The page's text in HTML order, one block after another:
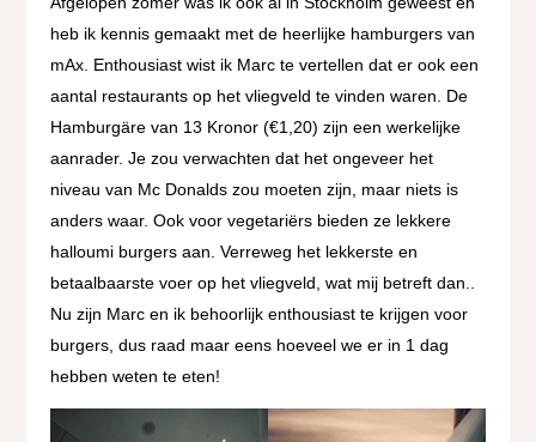
heb ik kennis gemaakt met de heerlijke hamburgers van
mAx. Enthousiast wist ik Marc te vertellen dat er ook een
aantal restaurants op het vliegveld te vinden waren. De
Hamburgäre van 13 Kronor (€1,20) zijn een werkelijke
aanrader. Je zou verwachten dat het ongeveer het
niveau van Mc Donalds zou moeten zijn, maar niets is
anders waar. Ook voor vegetariërs bieden ze lekkere
halloumi burgers aan. Verreweg het lekkerste en
betaalbaarste voer op het vliegveld, wat mij betreft dan..
Nu zijn Marc en ik behoorlijk enthousiast te krijgen voor
burgers, dus raad maar eens hoeveel we er in 1 dag
hebben weten te eten!